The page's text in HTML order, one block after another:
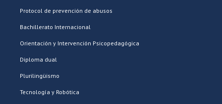
Protocol de prevención de abusos
Bachillerato Internacional
Orientación y Intervención Psicopedagógica
Diploma dual
Plurilingüismo
Tecnología y Robótica